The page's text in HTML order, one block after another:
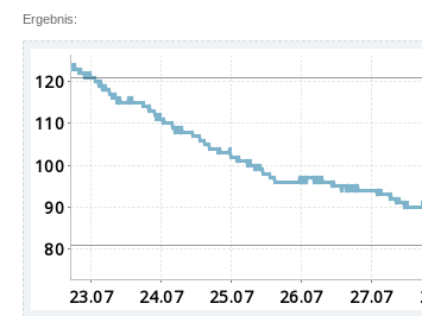
Ergebnis: